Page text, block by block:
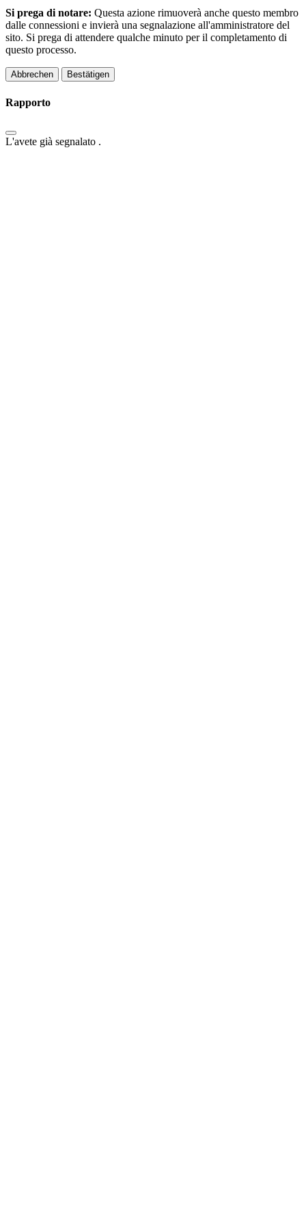
Si prega di notare: Questa azione rimuoverà anche questo membro
dalle connessioni e invierà una segnalazione all'amministratore del
sito. Si prega di attendere qualche minuto per il completamento di
questo processo.
Bestätigen
Rapporto
L'avete già segnalato .